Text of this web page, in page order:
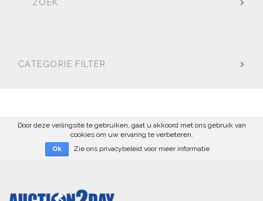
ZOEK
CATEGORIE FILTER
Door deze veilingsite te gebruiken, gaat u akkoord met ons gebruik van
cookies om uw ervaring te verbeteren.
Ok Zie ons privacybeleid voor meer informatie